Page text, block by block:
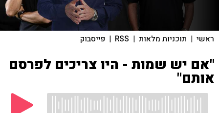
ראשי | תוכניות מלאות |
RSS
| פייסבוק
"אם יש שמות - היו צריכים לפרסם
אותם"